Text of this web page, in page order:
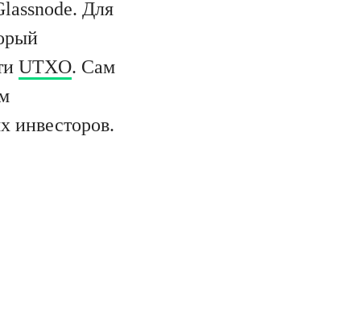
Для
UTXO. Сам
инвесторов.